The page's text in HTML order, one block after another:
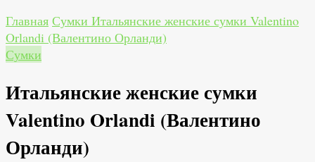
Главная Сумки Итальянские женские сумки Valentino
Orlandi (Валентино Орланди)
Сумки
Итальянские женские сумки
Valentino Orlandi (Валентино
Орланди)